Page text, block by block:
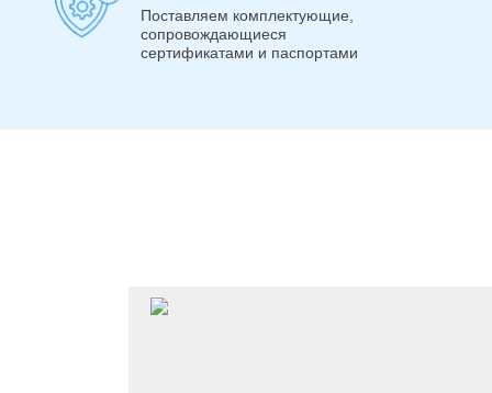
Поставляем комплектующие,
сопровождающиеся
сертификатами и паспортами